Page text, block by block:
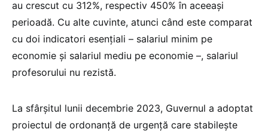
au crescut cu 312%, respectiv 450% în aceeași
perioadă. Cu alte cuvinte, atunci când este comparat
cu doi indicatori esențiali – salariul minim pe
economie și salariul mediu pe economie –, salariul
profesorului nu rezistă.
La sfârșitul lunii decembrie 2023, Guvernul a adoptat
proiectul de ordonanță de urgență care stabilește